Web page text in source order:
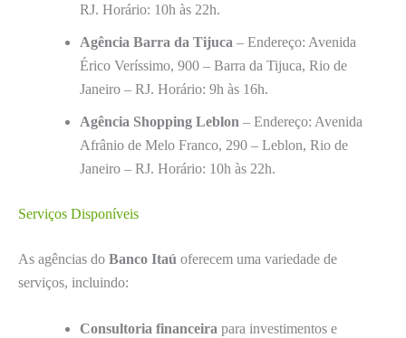
RJ. Horário: 10h às 22h.
Agência Barra da Tijuca – Endereço: Avenida
Érico Veríssimo, 900 – Barra da Tijuca, Rio de
Janeiro – RJ. Horário: 9h às 16h.
Agência Shopping Leblon – Endereço: Avenida
Afrânio de Melo Franco, 290 – Leblon, Rio de
Janeiro – RJ. Horário: 10h às 22h.
Serviços Disponíveis
As agências do Banco Itaú oferecem uma variedade de
serviços, incluindo:
Consultoria financeira para investimentos e